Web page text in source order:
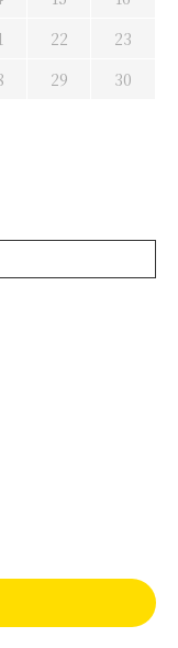
22
23
29
30